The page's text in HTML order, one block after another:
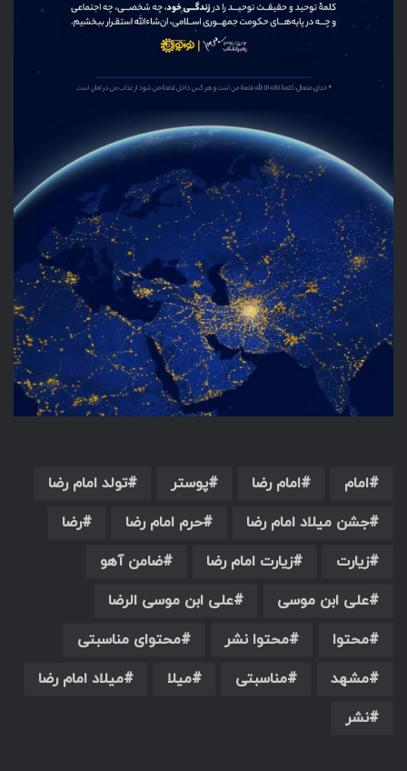
امام امام رضا پوستر
تولد امام رضا
جشن میلاد امام رضا
حرم امام رضا
رضا
زیارت
زیارت امام رضا
ضامن آهو
علی ابن موسی
علی ابن موسی الرضا
محتوا
محتوا نشر
محتوای مناسبتی
مشهد
مناسبتی میلا
میلاد امام رضا
نشر